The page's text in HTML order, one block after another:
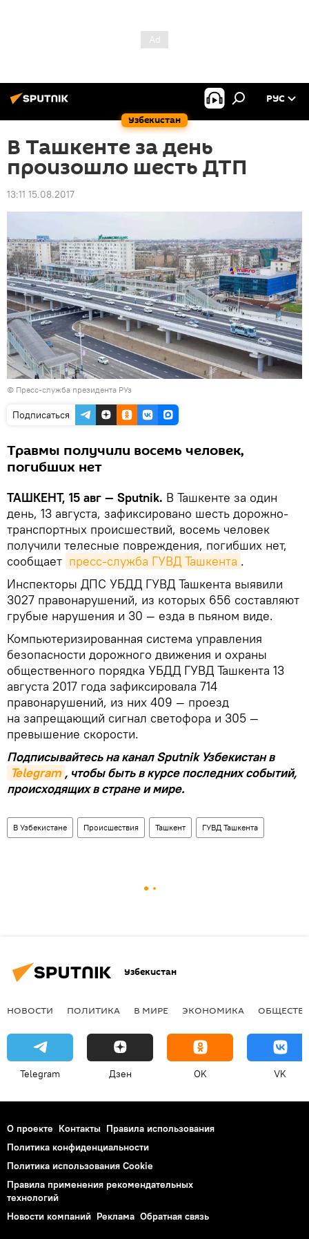
Узбекистан
РУС
В Ташкенте за день
произошло шесть ДТП
13:11 15.08.2017
© Пресс-служба президента РУз
Подписаться
Травмы получили восемь человек,
погибших нет
ТАШКЕНТ, 15 авг — Sputnik. В Ташкенте за один
день, 13 августа, зафиксировано шесть дорожно-
транспортных происшествий, восемь человек
получили телесные повреждения, погибших нет,
сообщает пресс-служба ГУВД Ташкента .
Инспекторы ДПС УБДД ГУВД Ташкента выявили
3027 правонарушений, из которых 656 составляют
грубые нарушения и 30 — езда в пьяном виде.
Компьютеризированная система управления
безопасности дорожного движения и охраны
общественного порядка УБДД ГУВД Ташкента 13
августа 2017 года зафиксировала 714
правонарушений, из них 409 — проезд
на запрещающий сигнал светофора и 305 —
превышение скорости.
Подписывайтесь на канал Sputnik Узбекистан в
Telegram , чтобы быть в курсе последних событий,
происходящих в стране и мире.
В Узбекистане Происшествия Ташкент ГУВД Ташкента
Узбекистан
НОВОСТИ ПОЛИТИКА В МИРЕ ЭКОНОМИКА
Telegram Дзен OK VK
О проекте Контакты Правила использования
Политика конфиденциальности
Политика использования Cookie
Правила применения рекомендательных
технологий
Новости компаний Реклама Обратная связь